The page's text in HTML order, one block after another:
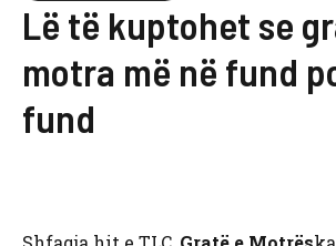
Lë të kuptohet se
motra më në fund
fund